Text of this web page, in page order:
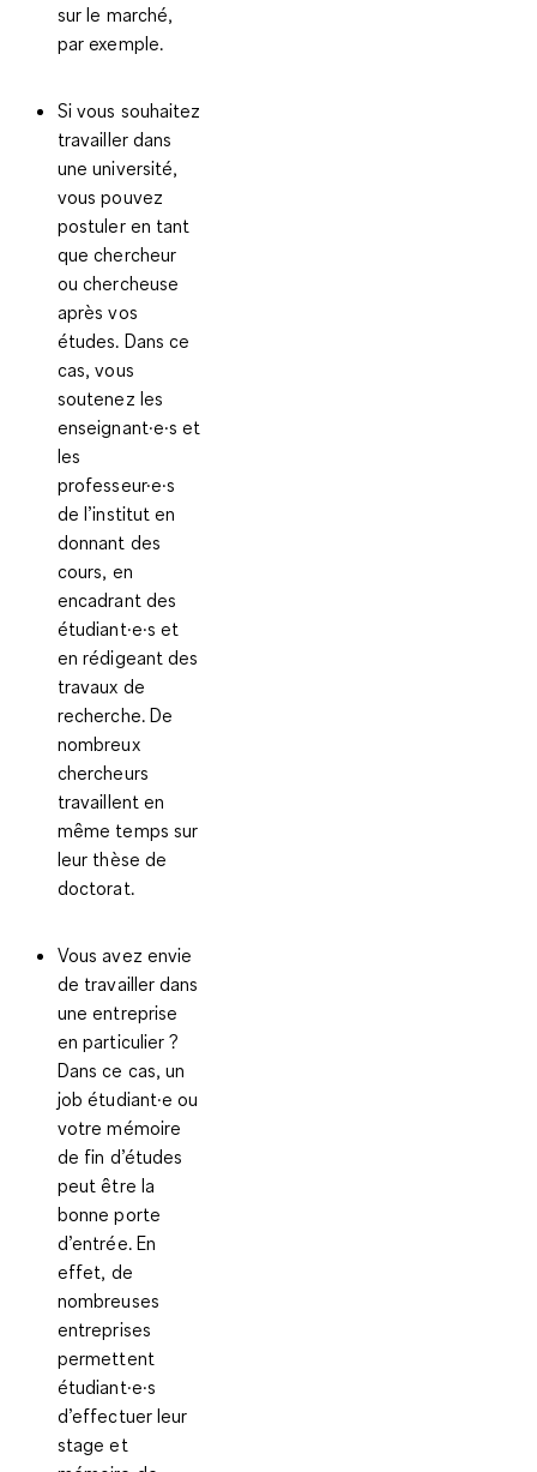
sur le marché,
par exemple.
Si vous souhaitez
travailler dans
une université,
vous pouvez
postuler en tant
quechercheur
ou chercheuse
après vos
études. Dans ce
cas, vous
soutenez les
enseignant·e·s et
les
professeur·e·s
de l’institut en
donnant des
cours, en
encadrant des
étudiant·e·s et
en rédigeant des
travaux de
recherche. De
nombreux
chercheurs
travaillent en
même temps sur
leur thèse de
doctorat.
Vous avez envie
de travailler dans
une entreprise
en particulier ?
Dans ce cas, un
job étudiant·e ou
votre mémoire
de fin d’études
peut être la
bonne porte
d’entrée. En
effet, de
nombreuses
entreprises
permettent
étudiant·e·s
d’effectuer leur
stage et